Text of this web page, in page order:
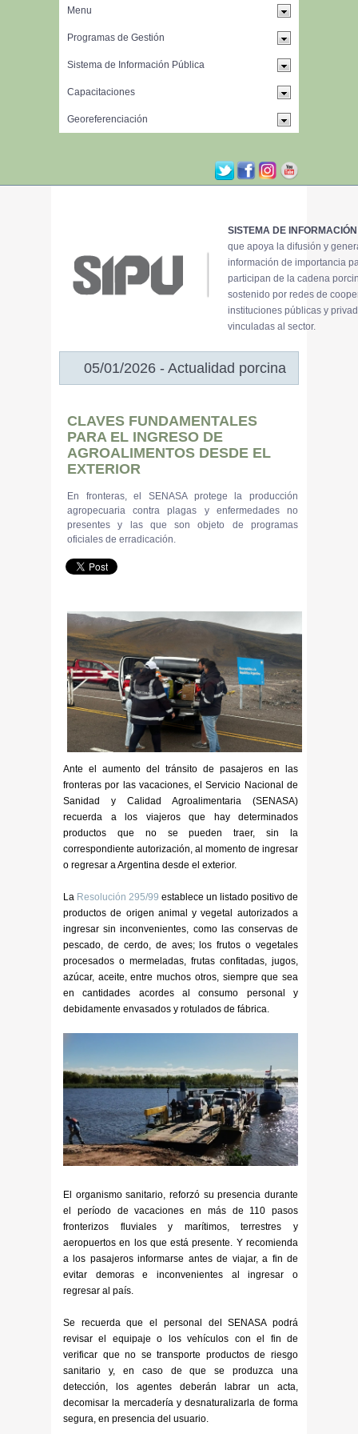
SISTEMA DE
que apoya la difusión y
información de importancia
participan de la cadena
sostenido por redes de
instituciones públicas y
vinculadas al sector.
05/01/2026 - Actualidad porcina
CLAVES FUNDAMENTALES
PARA EL INGRESO DE
AGROALIMENTOS DESDE EL
EXTERIOR
En fronteras, el SENASA protege la producción
agropecuaria contra plagas y enfermedades no
presentes y las que son objeto de programas
oficiales de erradicación.
Ante el aumento del tránsito de pasajeros en las
fronteras por las vacaciones, el Servicio Nacional de
Sanidad y Calidad Agroalimentaria (SENASA)
recuerda a los viajeros que hay determinados
productos que no se pueden traer, sin la
correspondiente autorización, al momento de ingresar
o regresar a Argentina desde el exterior.
La Resolución 295/99 establece un listado positivo de
productos de origen animal y vegetal autorizados a
ingresar sin inconvenientes, como las conservas de
pescado, de cerdo, de aves; los frutos o vegetales
procesados o mermeladas, frutas confitadas, jugos,
azúcar, aceite, entre muchos otros, siempre que sea
en cantidades acordes al consumo personal y
debidamente envasados y rotulados de fábrica.
El organismo sanitario, reforzó su presencia durante
el período de vacaciones en más de 110 pasos
fronterizos fluviales y marítimos, terrestres y
aeropuertos en los que está presente. Y recomienda
a los pasajeros informarse antes de viajar, a fin de
evitar demoras e inconvenientes al ingresar o
regresar al país.
Se recuerda que el personal del SENASA podrá
revisar el equipaje o los vehículos con el fin de
verificar que no se transporte productos de riesgo
sanitario y, en caso de que se produzca una
detección, los agentes deberán labrar un acta,
decomisar la mercadería y desnaturalizarla de forma
segura, en presencia del usuario.